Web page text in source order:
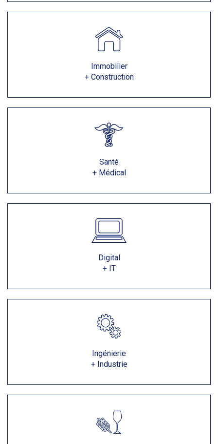
Immobilier
+ Construction
Santé
+ Médical
Digital
+ IT
Ingénierie
+ Industrie